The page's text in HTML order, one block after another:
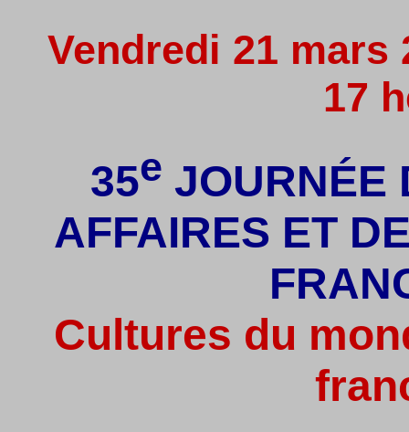
Vendredi 21 mars
17
35e JOURNÉE
AFFAIRES ET
Cultures du